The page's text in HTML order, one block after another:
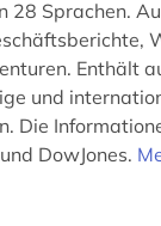
literaturnaja gazeta (2)
28 Sprachen.
Enthält
und
Die
DowJones.